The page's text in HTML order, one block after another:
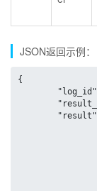
JSON返回示例：
{